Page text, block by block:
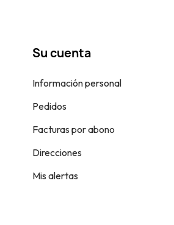
Su cuenta
Información personal
Pedidos
Facturas por abono
Direcciones
Mis alertas